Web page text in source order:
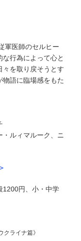
軍医師のセルヒー
行為によって心と
を取り戻そうとす
語に臨場感をもた
・ルィマルーク、ニ
1200円、小・中学
クライナ篇》